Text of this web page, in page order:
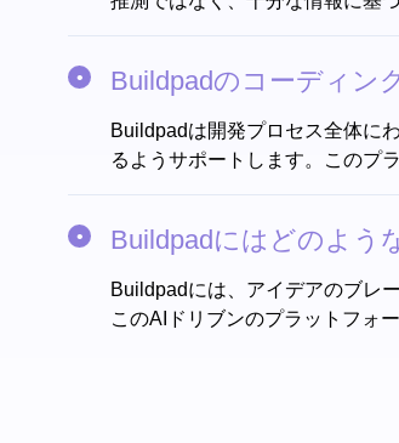
Buildpadのコーディン
Buildpadは開発プロセス全体に
るようサポートします。このプ
Buildpadにはどのよう
Buildpadには、アイデアのブレ
このAIドリブンのプラットフォ